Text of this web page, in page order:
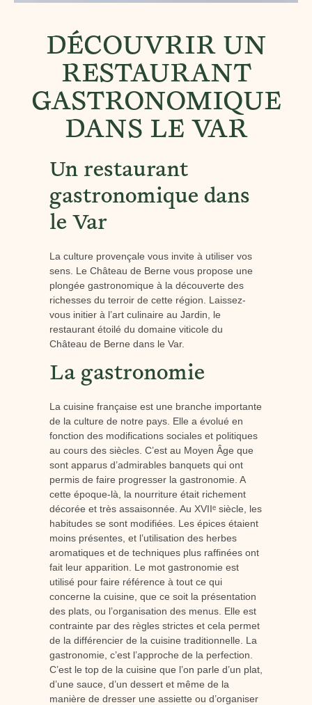
DÉCOUVRIR UN
RESTAURANT
GASTRONOMIQUE
DANS LE VAR
Un restaurant
gastronomique dans
le Var
La culture provençale vous invite à utiliser vos
sens. Le Château de Berne vous propose une
plongée gastronomique à la découverte des
richesses du terroir de cette région. Laissez-
vous initier à l’art culinaire au Jardin, le
restaurant étoilé du domaine viticole du
Château de Berne dans le Var.
La gastronomie
La cuisine française est une branche importante
de la culture de notre pays. Elle a évolué en
fonction des modifications sociales et politiques
au cours des siècles. C’est au Moyen Âge que
sont apparus d’admirables banquets qui ont
permis de faire progresser la gastronomie. A
cette époque-là, la nourriture était richement
décorée et très assaisonnée. Au XVIIᵉ siècle, les
habitudes se sont modifiées. Les épices étaient
moins présentes, et l’utilisation des herbes
aromatiques et de techniques plus raffinées ont
fait leur apparition. Le mot gastronomie est
utilisé pour faire référence à tout ce qui
concerne la cuisine, que ce soit la présentation
des plats, ou l’organisation des menus. Elle est
contrainte par des règles strictes et cela permet
de la différencier de la cuisine traditionnelle. La
gastronomie, c’est l’approche de la perfection.
C’est le top de la cuisine que l’on parle d’un plat,
d’une sauce, d’un dessert et même de la
manière de dresser une assiette ou d’organiser